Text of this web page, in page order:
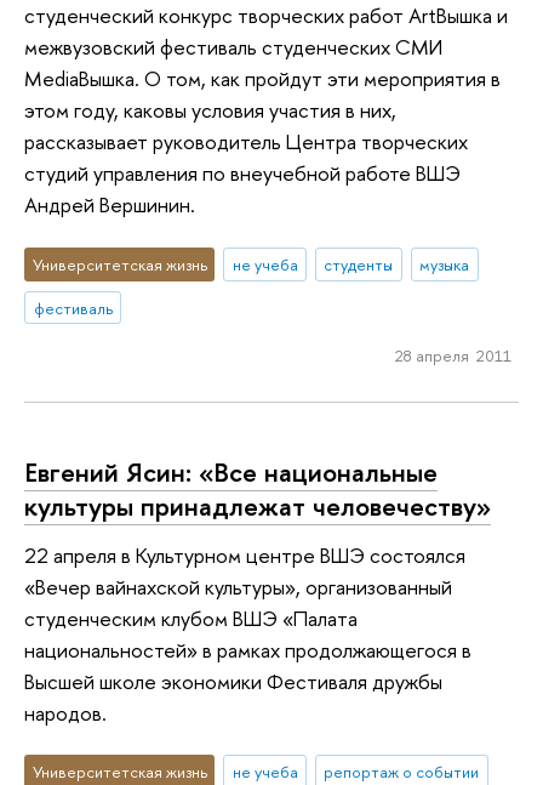
студенческий конкурс творческих работ ArtВышка и
межвузовский фестиваль студенческих СМИ
MediaВышка. О том, как пройдут эти мероприятия в
этом году, каковы условия участия в них,
рассказывает руководитель Центра творческих
студий управления по внеучебной работе ВШЭ
Андрей Вершинин.
Университетская жизнь не учеба студенты
музыка
фестиваль
28 апреля 2011
Евгений Ясин: «Все национальные
культуры принадлежат человечеству»
22 апреля в Культурном центре ВШЭ состоялся
«Вечер вайнахской культуры», организованный
студенческим клубом ВШЭ «Палата
национальностей» в рамках продолжающегося в
Высшей школе экономики Фестиваля дружбы
народов.
Университетская жизнь не учеба
репортаж о событии